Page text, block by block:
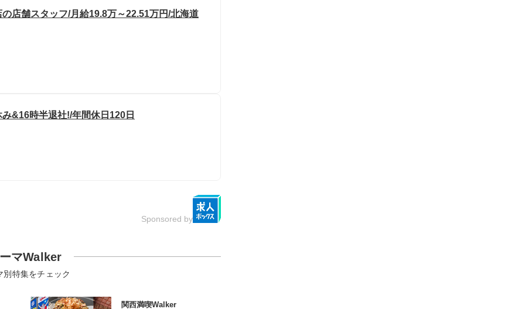
店舗スタッフ/月給19.8万～22.51万円/北海道
&16時半退社!/年間休日120日
Sponsored by
マWalker
別特集をチェック
関西満喫Walker